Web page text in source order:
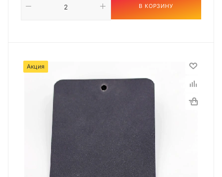
В КОРЗИНУ
Акция